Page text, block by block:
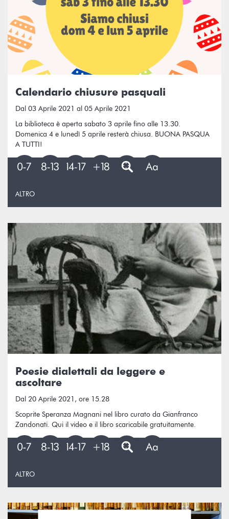
Calendario chiusure pasquali
Dal 03 Aprile 2021 al 05 Aprile 2021
La biblioteca è aperta sabato 3 aprile fino alle 13.30.
Domenica 4 e lunedì 5 aprile resterà chiusa. BUONA PASQUA
A TUTTI!
ALTRO
Poesie dialettali da leggere e
ascoltare
Dal 20 Aprile 2021, ore 15.28
Scoprite Speranza Magnani nel libro curato da Gianfranco
Zandonati. Qui il video e il libro scaricabile gratuitamente.
ALTRO